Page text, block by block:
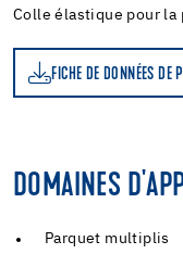
Colle élastique pour la
FICHE DE DONNÉES DE
LE
DOMAINES
Parquet multiplis